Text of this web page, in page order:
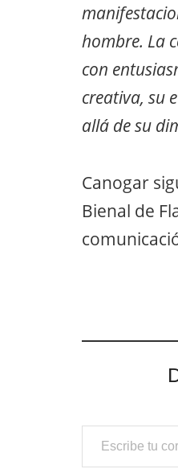
hombre. La
con
creativa, su
allá de su
Canogar
Bienal de
Escribe tu correo